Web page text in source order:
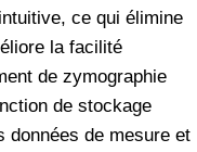
ce qui élimine
la facilité
de zymographie
de stockage
données de mesure et